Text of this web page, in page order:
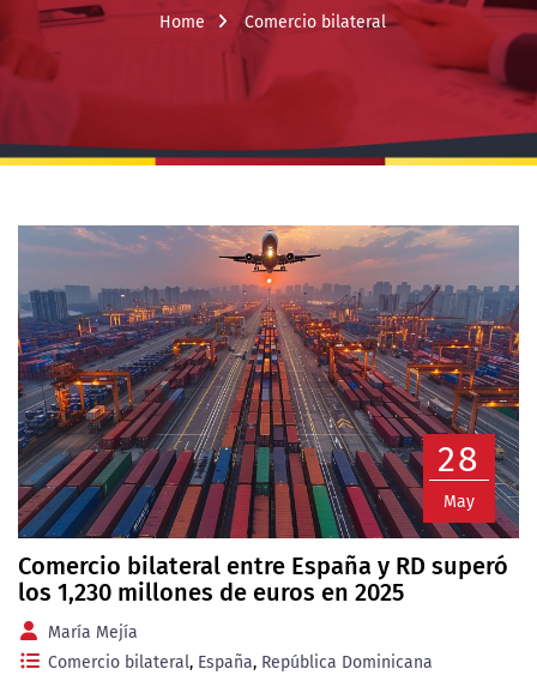
Home Comercio bilateral
28
May
Comercio bilateral entre España y RD superó
los 1,230 millones de euros en 2025
María Mejía
Comercio bilateral, España, República Dominicana